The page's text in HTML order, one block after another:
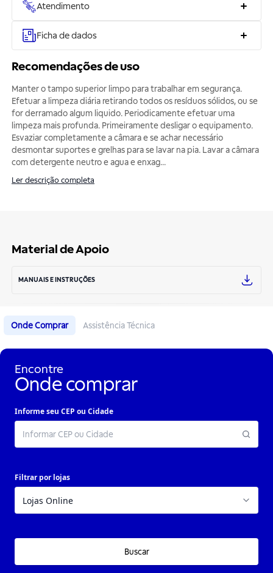
Atendimento
Ficha de dados
Recomendações de uso
Manter o tampo superior limpo para trabalhar em segurança.
Efetuar a limpeza diária retirando todos os resíduos sólidos, ou se
for derramado algum liquido. Periodicamente efetuar uma
limpeza mais profunda. Primeiramente desligar o equipamento.
Esvaziar completamente a câmara e se achar necessário
desmontar suportes e grelhas para se lavar na pia. Lavar a câmara
com detergente neutro e agua e enxag...
Ler descrição completa
Material de Apoio
MANUAIS E INSTRUÇÕES
Onde Comprar Assistência Técnica
Encontre
Onde comprar
Informe seu CEP ou Cidade
Filtrar por lojas
Buscar